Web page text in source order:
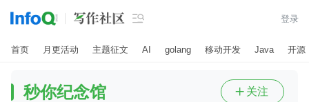
 登录
首页 月更活动 主题征文 AI golang 移动开发 Java 开源
秒你纪念馆  关注